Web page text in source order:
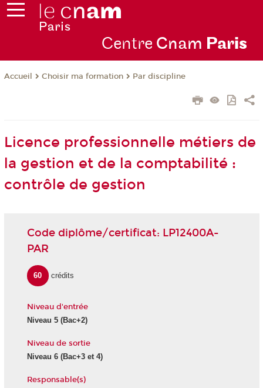
Centre Cnam Paris
Accueil Choisir ma formation Par discipline
Licence professionnelle métiers de
la gestion et de la comptabilité :
contrôle de gestion
Code diplôme/certificat: LP12400A-
PAR
60 crédits
Niveau d'entrée
Niveau 5(Bac+2)
Niveau de sortie
Niveau 6(Bac+3 et 4)
Responsable(s)